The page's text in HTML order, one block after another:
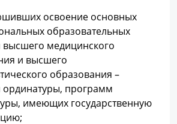
освоение основных
образовательных
медицинского
и высшего
образования –
программ
имеющих государственную